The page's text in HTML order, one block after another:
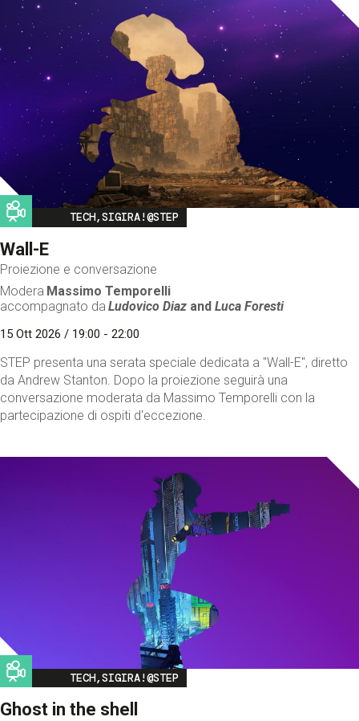
Image
TECH,SIGIRA!@STEP
Wall-E
Proiezione e conversazione
Modera Massimo Temporelli
accompagnato da Ludovico Diaz andLuca Foresti
15 Ott 2026 / 19:00 - 22:00
STEP presenta una serata speciale dedicata a "Wall-E", diretto
da Andrew Stanton. Dopo la proiezione seguirà una
conversazione moderata da Massimo Temporelli con la
partecipazione di ospiti d'eccezione.
Image
TECH,SIGIRA!@STEP
Ghost in the shell